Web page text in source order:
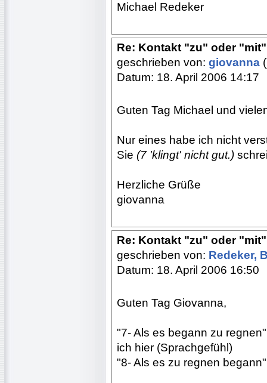
Michael Redeker
Re: Kontakt "zu" oder
geschrieben von: giovanna
Datum: 18. April 2006 14:17
Guten Tag Michael und
Nur eines habe ich nicht
Sie (7 'klingt' nicht gut.)
Herzliche Grüße
giovanna
Re: Kontakt "zu" oder
geschrieben von: Redeker,
Datum: 18. April 2006 16:50
Guten Tag Giovanna,
"7- Als es begann zu
ich hier (Sprachgefühl)
"8- Als es zu regnen